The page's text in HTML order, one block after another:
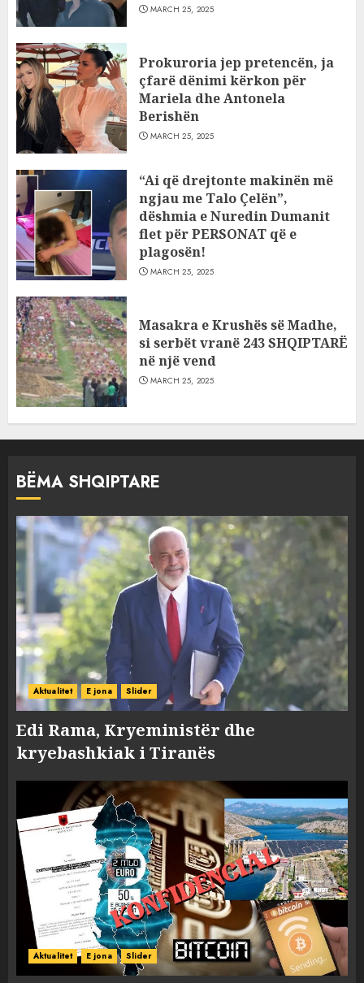
MARCH 25, 2025
Prokuroria jep pretencën, ja
çfarë dënimi kërkon për
Mariela dhe Antonela
Berishën
MARCH 25, 2025
“Ai që drejtonte makinën më
ngjau me Talo Çelën”,
dëshmia e Nuredin Dumanit
flet për PERSONAT që e
plagosën!
MARCH 25, 2025
Masakra e Krushës së Madhe,
si serbët vranë 243 SHQIPTARË
në një vend
MARCH 25, 2025
BËMA SHQIPTARE
Aktualitet E jona Slider
Edi Rama, Kryeministër dhe
kryebashkiak i Tiranës
Aktualitet E jona Slider